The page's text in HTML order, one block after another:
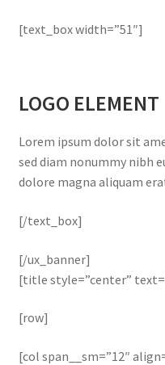
[text_box width=”51″]
LOGO ELEMENT
Lorem ipsum dolor sit
sed diam nonummy nibh
dolore magna aliquam
[/text_box]
[/ux_banner]
[title style=”center”
[row]
[col span__sm=”12″